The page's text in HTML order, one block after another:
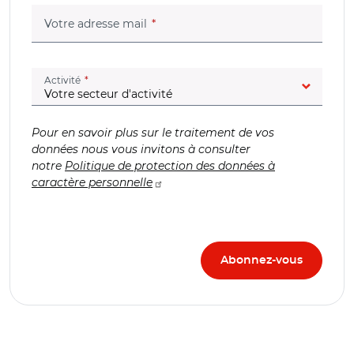
Votre adresse mail (champ obligatoire)
Activité (champ obligatoire)
Pour en savoir plus sur le traitement de vos
données nous vous invitons à consulter
notre Politique de protection des données à
caractère personnelle